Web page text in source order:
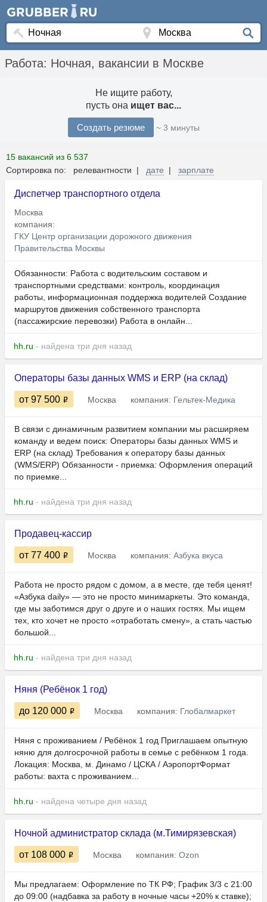
Работа: Ночная, вакансии в Москве
Не ищите работу,
пусть она ищет вас...
Создать резюме ~ 3 минуты
15 вакансий из 6 537
Сортировка по: релевантности | дате | зарплате
Диспетчер транспортного отдела
Москва
компания:
ГКУ Центр организации дорожного движения
Правительства Москвы
Обязанности: Работа с водительским составом и
транспортными средствами: контроль, координация
работы, информационная поддержка водителей Создание
маршрутов движения собственного транспорта
(пассажирские перевозки) Работа в онлайн...
hh.ru - найдена три дня назад
Операторы базы данных WMS и ERP (на склад)
от 97 500 Москва компания: Гельтек-Медика
В связи с динамичным развитием компании мы расширяем
команду и ведем поиск: Операторы базы данных WMS и
ERP (на склад) Требования к оператору базы данных
(WMS/ERP) Обязанности - приемка: Оформления операций
по приемке...
hh.ru - найдена три дня назад
Продавец-кассир
от 77 400 Москва компания: Азбука вкуса
Работа не просто рядом с домом, а в месте, где тебя ценят!
«Азбука daily» — это не просто минимаркеты. Это команда,
где мы заботимся друг о друге и о наших гостях. Мы ищем
тех, кто хочет не просто «отработать смену», а стать частью
большой...
hh.ru - найдена три дня назад
Няня (Ребёнок 1 год)
до 120 000 Москва компания: Глобалмаркет
Няня с проживанием / Ребёнок 1 год Приглашаем опытную
няню для долгосрочной работы в семье с ребёнком 1 года.
Локация: Москва, м. Динамо / ЦСКА / АэропортФормат
работы: вахта с проживанием...
hh.ru - найдена четыре дня назад
Ночной администратор склада (м.Тимирязевская)
от 108 000 Москва компания: Ozon
Мы предлагаем: Оформление по ТК РФ; График 3/3 с 21:00
до 09:00 (надбавка за работу в ночные часы +20% к ставке);